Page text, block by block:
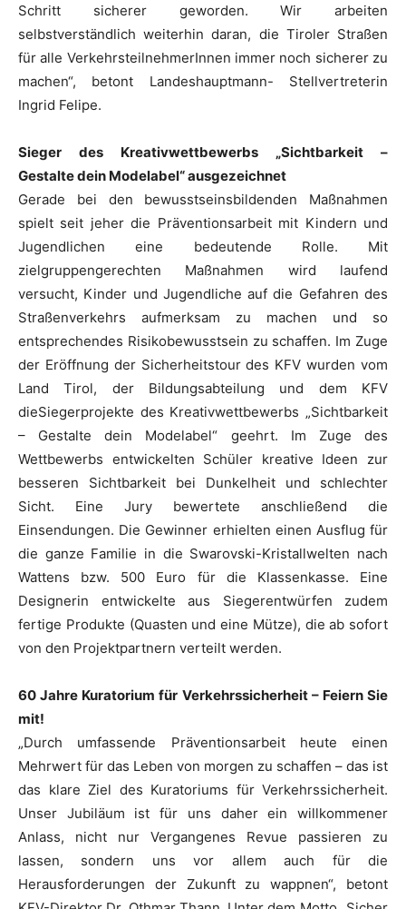
Schritt sicherer geworden. Wir arbeiten
selbstverständlich weiterhin daran, die Tiroler Straßen
für alle VerkehrsteilnehmerInnen immer noch sicherer zu
machen“, betont Landeshauptmann- Stellvertreterin
Ingrid Felipe.
Sieger des Kreativwettbewerbs „Sichtbarkeit –
Gestalte dein Modelabel“ ausgezeichnet
Gerade bei den bewusstseinsbildenden Maßnahmen
spielt seit jeher die Präventionsarbeit mit Kindern und
Jugendlichen eine bedeutende Rolle. Mit
zielgruppengerechten Maßnahmen wird laufend
versucht, Kinder und Jugendliche auf die Gefahren des
Straßenverkehrs aufmerksam zu machen und so
entsprechendes Risikobewusstsein zu schaffen. Im Zuge
der Eröffnung der Sicherheitstour des KFV wurden vom
Land Tirol, der Bildungsabteilung und dem KFV
dieSiegerprojekte des Kreativwettbewerbs „Sichtbarkeit
– Gestalte dein Modelabel“ geehrt. Im Zuge des
Wettbewerbs entwickelten Schüler kreative Ideen zur
besseren Sichtbarkeit bei Dunkelheit und schlechter
Sicht. Eine Jury bewertete anschließend die
Einsendungen. Die Gewinner erhielten einen Ausflug für
die ganze Familie in die Swarovski-Kristallwelten nach
Wattens bzw. 500 Euro für die Klassenkasse. Eine
Designerin entwickelte aus Siegerentwürfen zudem
fertige Produkte (Quasten und eine Mütze), die ab sofort
von den Projektpartnern verteilt werden.
60 Jahre Kuratorium für Verkehrssicherheit – Feiern Sie
mit!
„Durch umfassende Präventionsarbeit heute einen
Mehrwert für das Leben von morgen zu schaffen – das ist
das klare Ziel des Kuratoriums für Verkehrssicherheit.
Unser Jubiläum ist für uns daher ein willkommener
Anlass, nicht nur Vergangenes Revue passieren zu
lassen, sondern uns vor allem auch für die
Herausforderungen der Zukunft zu wappnen“, betont